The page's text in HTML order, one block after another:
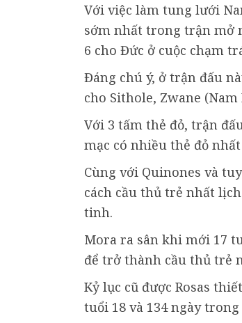
Với việc làm tung lưới
sớm nhất trong trận mở
6 cho Đức ở cuộc chạm
Đáng chú ý, ở trận đấu
cho Sithole, Zwane
Với 3 tấm thẻ đỏ, trận
mạc có nhiều thẻ đỏ
Cùng với Quinones và
cách cầu thủ trẻ nhất
tinh.
Mora ra sân khi mới 17
để trở thành cầu thủ trẻ
Kỷ lục cũ được Rosas
tuổi 18 và 134 ngày